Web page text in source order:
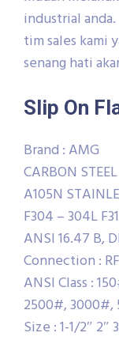
industrial
tim sales kami
senang hati
Slip On
Brand : AMG
CARBON
A105N
F304 – 304L
ANSI 16.47 B,
Connection :
ANSI Class :
2500#, 3000#,
Size : 1-1/2″ 2″